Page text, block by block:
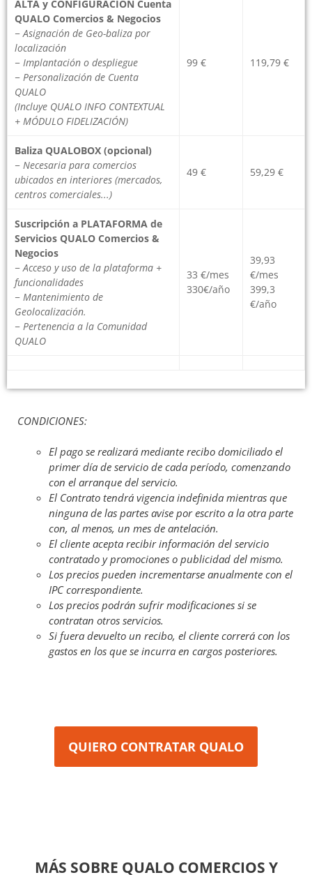
− Asignación de Geo-baliza por
localización
− Implantación o despliegue
− Personalización de Cuenta
QUALO
(Incluye QUALO INFO CONTEXTUAL
+ MÓDULO FIDELIZACIÓN)
− Necesaria para comercios
ubicados en interiores (mercados,
centros comerciales...)
Servicios QUALO Comercios &
Negocios
− Acceso y uso de la plataforma +
funcionalidades
− Mantenimiento de
Geolocalización.
− Pertenencia a la Comunidad
QUALO
330€/año
€/mes
399,3
€/año
primer día de servicio de cada período, comenzando
con el arranque del servicio.
El Contrato tendrá vigencia indefinida mientras que
ninguna de las partes avise por escrito a la otra parte
con, al menos, un mes de antelación.
El cliente acepta recibir información del servicio
contratado y promociones o publicidad del mismo.
Los precios pueden incrementarse anualmente con el
IPC correspondiente.
Los precios podrán sufrir modificaciones si se
contratan otros servicios.
Si fuera devuelto un recibo, el cliente correrá con los
gastos en los que se incurra en cargos posteriores.
QUIERO CONTRATAR QUALO
NEGOCIOS